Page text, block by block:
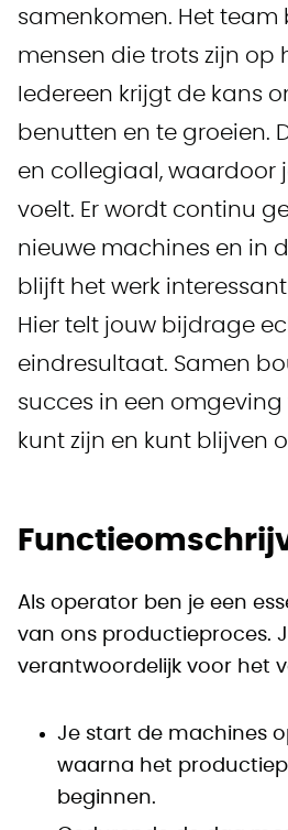
samenkomen. Het team
mensen die trots zijn op
Iedereen krijgt de kans
benutten en te groeien.
en collegiaal, waardoor
voelt. Er wordt continu
nieuwe machines en in
blijft het werk
Hier telt jouw bijdrage
eindresultaat. Samen
succes in een omgeving
kunt zijn en kunt blijven
Als operator ben je een
van ons productieproces.
verantwoordelijk voor het
Je start de machines
waarna het
beginnen.